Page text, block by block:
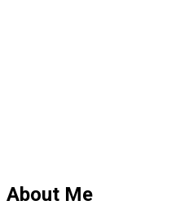
About Me